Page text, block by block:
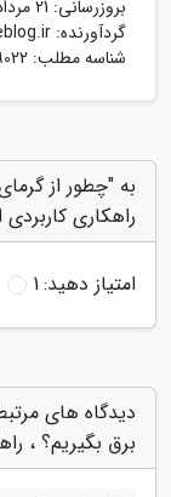
بروزرسانی: 21 مرداد 1404
گردآورنده:
شناسه مطلب: 109022
به "چطور از
راهکاری کاربردی
امتیاز دهید:1
دیدگاه های
برق بگیریم؟ ،